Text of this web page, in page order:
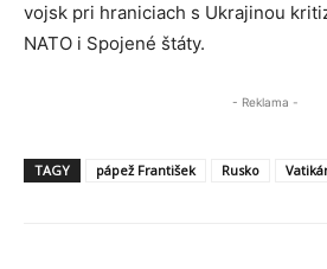
vojsk pri hraniciach s Ukrajinou
NATO i Spojené štáty.
- Reklama -
TAGY pápež František Rusko